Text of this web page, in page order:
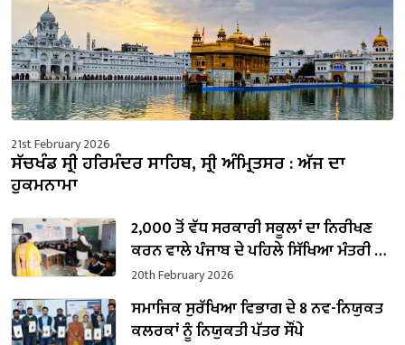
21st February 2026
ਸੱਚਖੰਡ ਸ੍ਰੀ ਹਰਿਮੰਦਰ ਸਾਹਿਬ, ਸ੍ਰੀ ਅੰਮ੍ਰਿਤਸਰ : ਅੱਜ ਦਾ
ਹੁਕਮਨਾਮਾ
2,000 ਤੋਂ ਵੱਧ ਸਰਕਾਰੀ ਸਕੂਲਾਂ ਦਾ ਨਿਰੀਖਣ
ਕਰਨ ਵਾਲੇ ਪੰਜਾਬ ਦੇ ਪਹਿਲੇ ਸਿੱਖਿਆ ਮੰਤਰੀ ਬਣੇ
ਹਰਜੋਤ ਸਿੰਘ ਬੈਂਸ
20th February 2026
ਸਮਾਜਿਕ ਸੁਰੱਖਿਆ ਵਿਭਾਗ ਦੇ 8 ਨਵ-ਨਿਯੁਕਤ
ਕਲਰਕਾਂ ਨੂੰ ਨਿਯੁਕਤੀ ਪੱਤਰ ਸੌਂਪੇ